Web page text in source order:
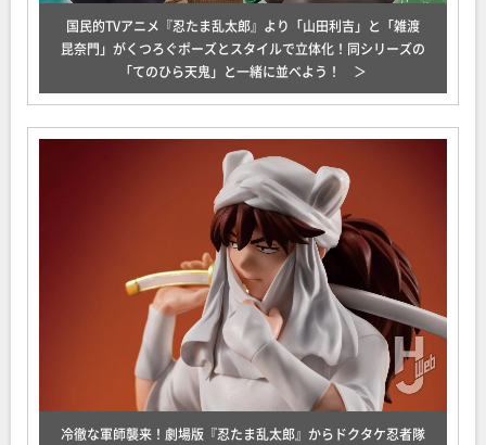
国民的TVアニメ『忍たま乱太郎』より「山田利吉」と「雑渡
昆奈門」がくつろぐポーズとスタイルで立体化！同シリーズの
「てのひら天鬼」と一緒に並べよう！
冷徹な軍師襲来！劇場版『忍たま乱太郎』からドクタケ忍者隊